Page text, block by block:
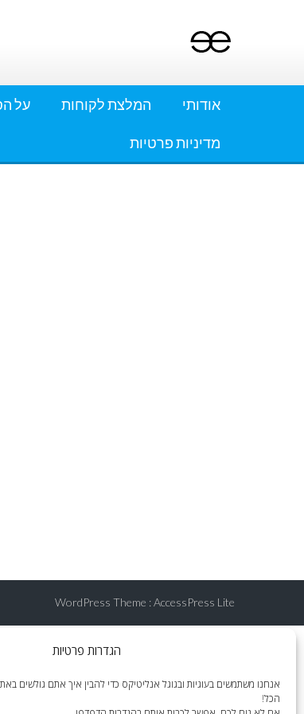
הגדרות פרטיות
אנחנו משתמשים בעוגיות ובגוגל אנליטיקס כדי להבין איך אתם גולשים
הכל!
אודותי המלצת לקוחות על
מדיניות פרטיות
WordPress Theme :AccessPress Lite